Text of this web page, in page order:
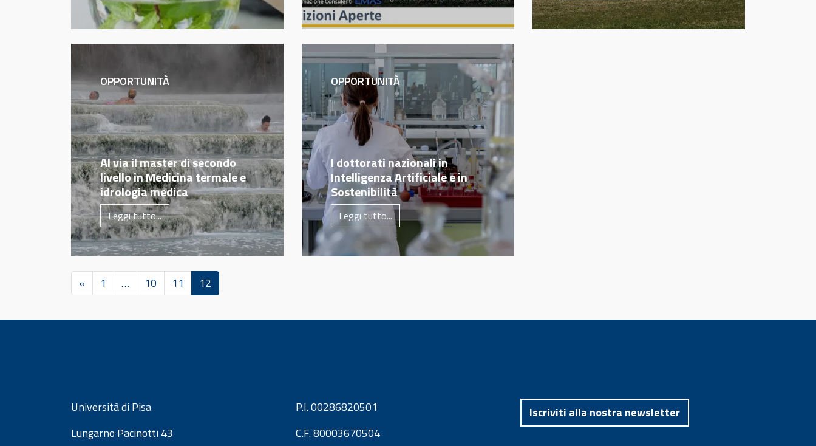
OPPORTUNITÀ
Al via il master di secondo
livello in Medicina termale e
idrologia medica
Leggi tutto...
OPPORTUNITÀ
I dottorati nazionali in
Intelligenza Artificiale e in
Sostenibilità
Leggi tutto...
« 1 … 10 11 12
Università di Pisa
Lungarno Pacinotti 43
P.I. 00286820501
C.F. 80003670504
Iscriviti alla nostra newsletter